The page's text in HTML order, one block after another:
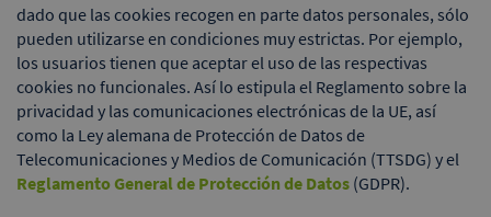
dado que las cookies recogen en parte datos personales, sólo
pueden utilizarse en condiciones muy estrictas. Por ejemplo,
los usuarios tienen que aceptar el uso de las respectivas
cookies no funcionales. Así lo estipula el Reglamento sobre la
privacidad y las comunicaciones electrónicas de la UE, así
como la Ley alemana de Protección de Datos de
Telecomunicaciones y Medios de Comunicación (TTSDG) y el
Reglamento General de Protección de Datos (GDPR).